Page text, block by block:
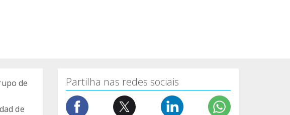
de
de
Partilha nas redes sociais